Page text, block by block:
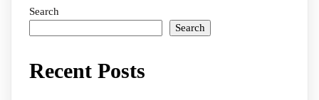
Search
Search
Recent Posts